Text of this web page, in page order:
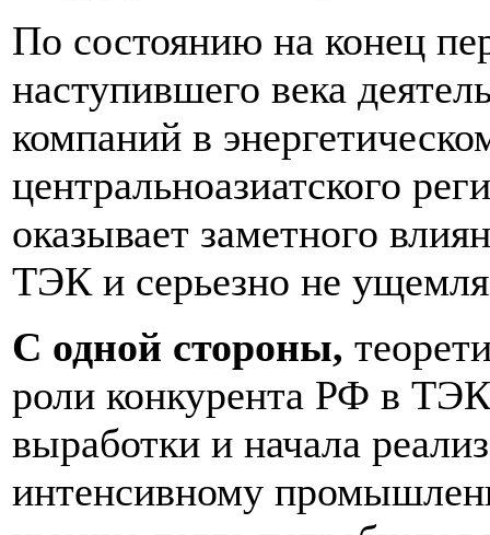
По состоянию на конец
наступившего века
компаний в
центральноазиатского
оказывает заметного
ТЭК и серьезно не
С одной стороны,
роли конкурента РФ в
выработки и начала
интенсивному